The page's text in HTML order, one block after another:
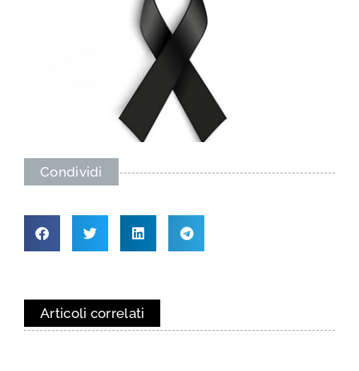
Condividi
Articoli correlati